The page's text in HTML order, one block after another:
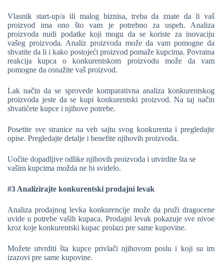
Vlasnik start-up/a ili malog biznisa, treba da znate da li vaš
proizvod ima ono što vam je potrebno za uspeh. Analiza
proizvoda nudi podatke koji mogu da se koriste za inovaciju
vašeg proizvoda. Analiz proizvoda može da vam pomogne da
shvatite da li i kako postojeći proizvod pomaže kupcima. Povratna
reakcija kupca o konkurentskom proizvodu može da vam
pomogne da osnažite vaš proizvod.
Lak način da se sprovede komparativna analiza konkurentskog
proizvoda jeste da se kupi konkurentski proizvod. Na taj način
shvatićete kupce i njihove potrebe.
Posetite sve stranice na veb sajtu svog konkurenta i pregledajte
opise. Pregledajte detalje i benefite njihovih proizvoda.
Uočite dopadljive odlike njihovih proizvoda i utvirdite šta se
vašim kupcima možda ne bi svidelo.
#3 Analizirajte konkurentski prodajni levak
Analiza prodajnog levka konkurencije može da pruži dragocene
uvide u potrebe vaših kupaca. Prodajni levak pokazuje sve nivoe
kroz koje konkurentski kupac prolazi pre same kupovine.
Možete utvrditi šta kupce privlači njihovom poslu i koji su im
izazovi pre same kupovine.